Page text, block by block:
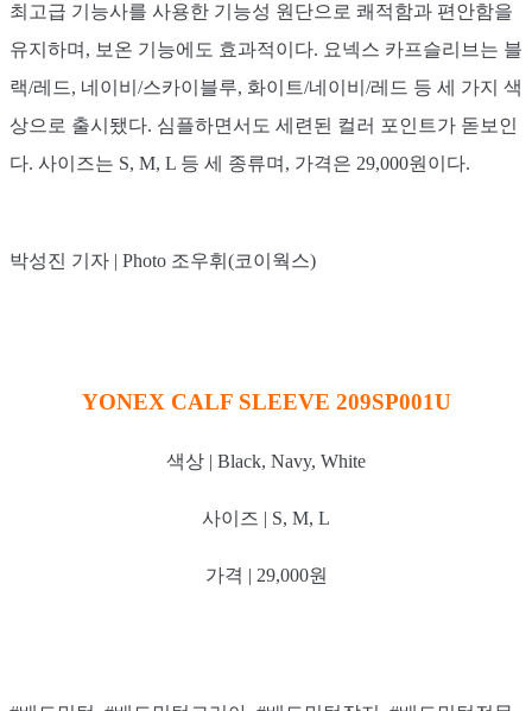
최고급 기능사를 사용한 기능성 원단으로 쾌적함과 편안함을
유지하며, 보온 기능에도 효과적이다. 요넥스 카프슬리브는 블
랙/레드, 네이비/스카이블루, 화이트/네이비/레드 등 세 가지 색
상으로 출시됐다. 심플하면서도 세련된 컬러 포인트가 돋보인
다. 사이즈는 S, M, L 등 세 종류며, 가격은 29,000원이다.
박성진 기자 | Photo 조우휘(코이웍스)
YONEX CALF SLEEVE 209SP001U
색상 | Black, Navy, White
사이즈 | S, M, L
가격 | 29,000원